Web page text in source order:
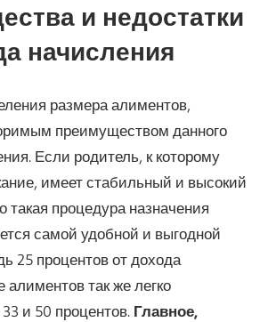
и недостатки
начисления
размера алиментов,
преимуществом данного
Если родитель, к которому
имеет стабильный и высокий
такая процедура назначения
самой удобной и выгодной
25 процентов от дохода
алиментов так же легко
и 50 процентов. Главное,